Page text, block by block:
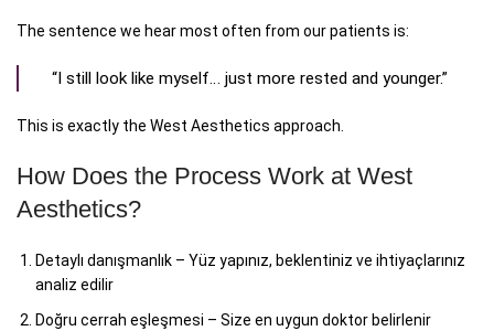
The sentence we hear most often from our patients is:
“I still look like myself… just more rested and younger.”
This is exactly the West Aesthetics approach.
How Does the Process Work at West
Aesthetics?
Detaylı danışmanlık – Yüz yapınız, beklentiniz ve ihtiyaçlarınız
analiz edilir
Doğru cerrah eşleşmesi – Size en uygun doktor belirlenir